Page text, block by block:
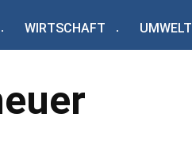
WIRTSCHAFT UMWELT